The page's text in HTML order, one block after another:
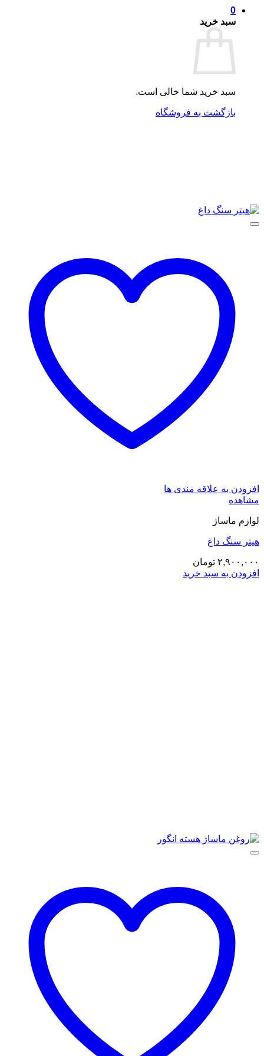
0
سبد خرید
سبد خرید شما خالی است.
بازگشت به فروشگاه
افزودن به علاقه مندی ها
مشاهده
لوازم ماساژ
هیتر سنگ داغ
۲,۹۰۰,۰۰۰ تومان
افزودن به سبد خرید